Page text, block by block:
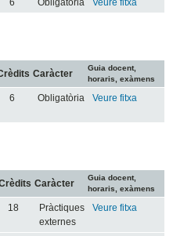
Caràcter
Guia docent,
horaris, exàmens
6 Obligatòria Veure fitxa
Caràcter
Guia docent,
horaris, exàmens
18
Pràctiques
externes
Veure fitxa